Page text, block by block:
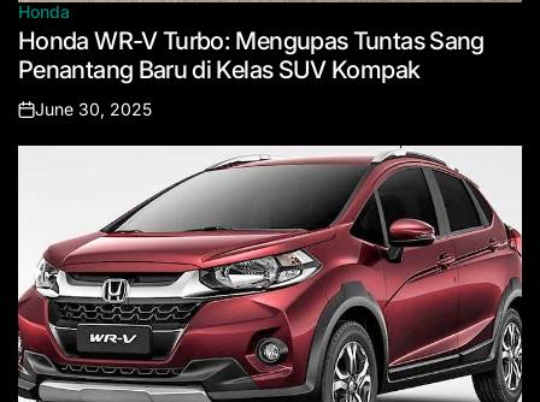
Posted
in
Honda
Honda WR-V Turbo: Mengupas Tuntas Sang
Penantang Baru di Kelas SUV Kompak
Posted
on
June 30, 2025